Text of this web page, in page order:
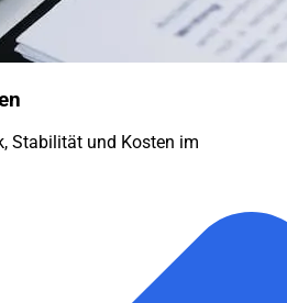
Stabilität und Kosten im